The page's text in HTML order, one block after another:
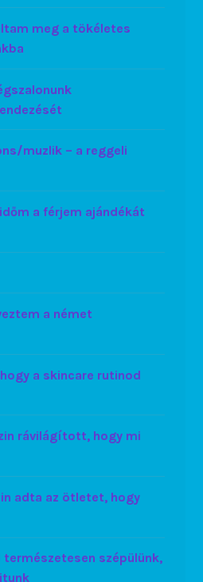
meg a tökéletes
muzlik – a reggeli
a férjem ajándékát
a német
a skincare rutinod
rávilágított, hogy mi
adta az ötletet, hogy
szépülünk,